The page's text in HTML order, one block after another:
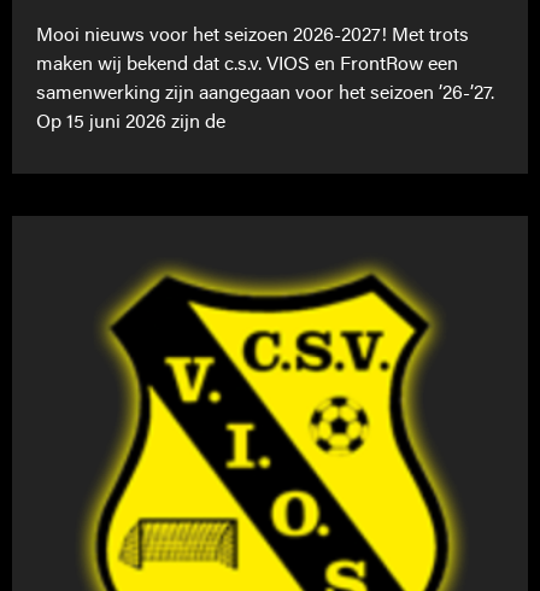
Mooi nieuws voor het seizoen 2026-2027! Met trots
maken wij bekend dat c.s.v. VIOS en FrontRow een
samenwerking zijn aangegaan voor het seizoen ’26-’27.
Op 15 juni 2026 zijn de